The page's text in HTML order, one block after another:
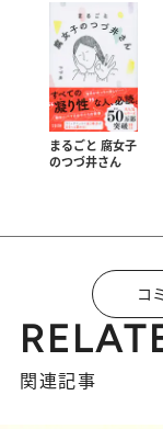
まるごと 腐女子
のつづ井さん
コ
関連記事